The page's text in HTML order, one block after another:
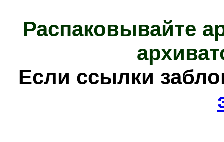
Распаковывайте
Если ссылки